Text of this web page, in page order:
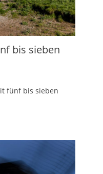
bis sieben
fünf bis sieben